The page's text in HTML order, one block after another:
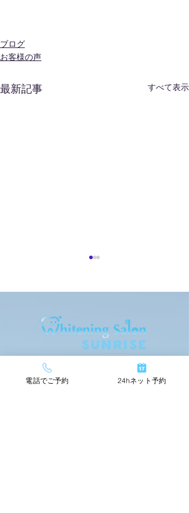
ブログ
お客様の声
最新記事 すべて表示
お客様の声
〒437-1604
静岡県御前崎市佐倉4796-1
電話でご予約 24hネット予約